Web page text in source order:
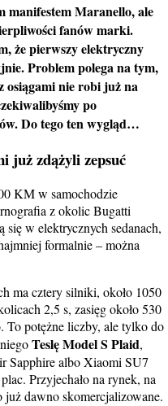
manifestem Maranello, ale
fanów marki.
że pierwszy elektryczny
Problem polega na tym,
osiągami nie robi już na
po
Do tego ten wygląd…
już zdążyli zepsuć
KM w samochodzie
z okolic Bugatti
w elektrycznych sedanach,
formalnie – można
ma cztery silniki, około 1050
2,5 s, zasięg około 530
To potężne liczby, ale tylko do
Teslę Model S Plaid,
Sapphire albo Xiaomi SU7
Przyjechało na rynek, na
już dawno skomercjalizowane.